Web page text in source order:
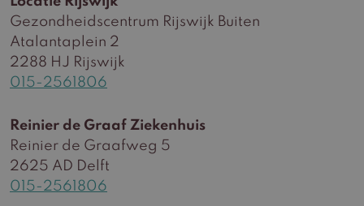
Gezondheidscentrum Rijswijk Buiten
Atalantaplein 2
2288 HJ Rijswijk
015-2561806
Reinier de Graaf Ziekenhuis
Reinier de Graafweg 5
2625 AD Delft
015-2561806